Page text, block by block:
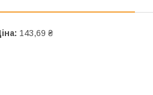
143,69 ₴